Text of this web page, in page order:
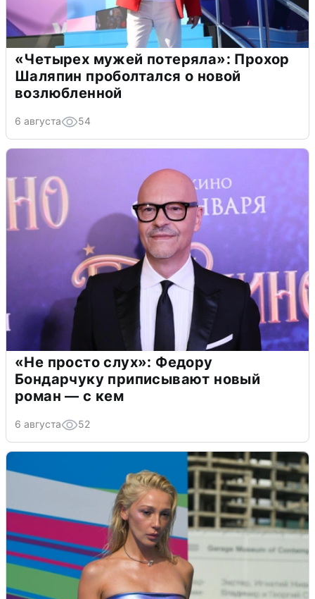
«Четырех мужей потеряла»: Прохор
Шаляпин проболтался о новой
возлюбленной
6 августа 54
«Не просто слух»: Федору
Бондарчуку приписывают новый
роман — с кем
6 августа 52